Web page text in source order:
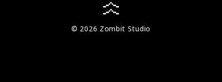
© 2026 Zombit Studio